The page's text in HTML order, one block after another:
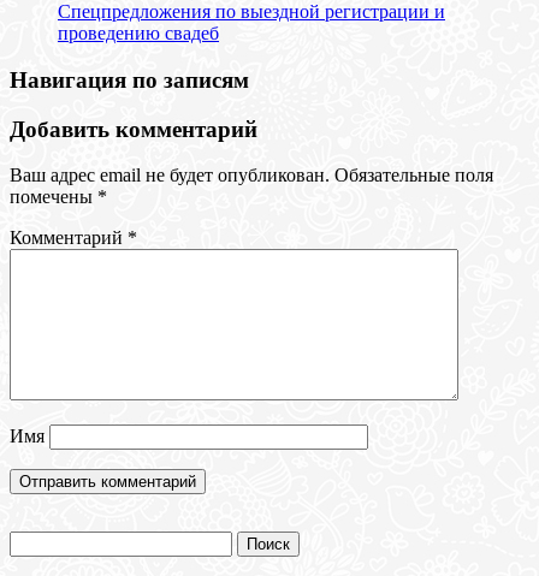
Спецпредложения по выездной регистрации и
проведению свадеб
Навигация по записям
Добавить комментарий
Ваш адрес email не будет опубликован. Обязательные поля
помечены *
Комментарий *
Имя